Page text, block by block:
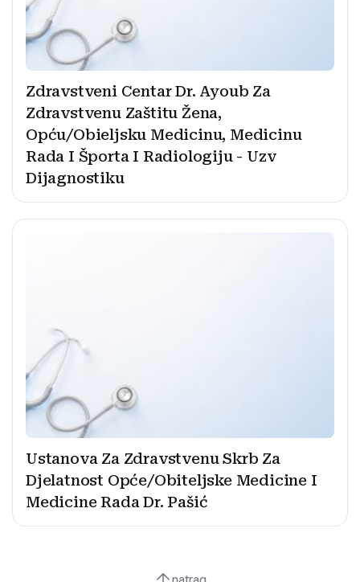
Zdravstveni Centar Dr. Ayoub Za
Zdravstvenu Zaštitu Žena,
Opću/Obieljsku Medicinu, Medicinu
Rada I Športa I Radiologiju - Uzv
Dijagnostiku
Ustanova Za Zdravstvenu Skrb Za
Djelatnost Opće/Obiteljske Medicine I
Medicine Rada Dr. Pašić